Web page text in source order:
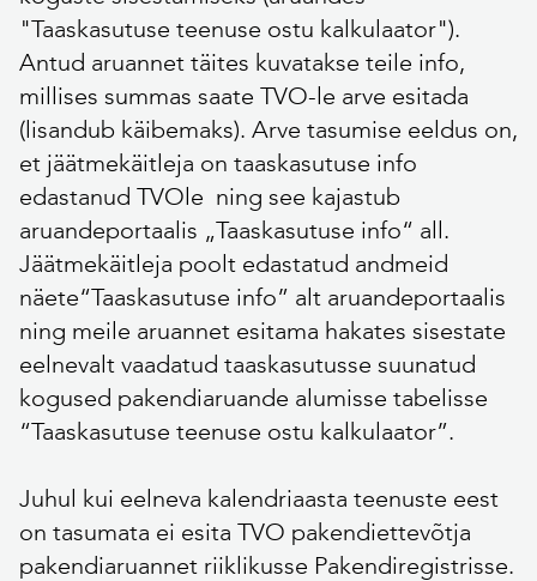
"Taaskasutuse teenuse ostu kalkulaator").
Antud aruannet täites kuvatakse teile info,
millises summas saate TVO-le arve esitada
(lisandub käibemaks). Arve tasumise eeldus on,
et jäätmekäitleja on taaskasutuse info
edastanud TVOle ning see kajastub
aruandeportaalis „Taaskasutuse info“ all.
Jäätmekäitleja poolt edastatud andmeid
näete“Taaskasutuse info” alt aruandeportaalis
ning meile aruannet esitama hakates sisestate
eelnevalt vaadatud taaskasutusse suunatud
kogused pakendiaruande alumisse tabelisse
“Taaskasutuse teenuse ostu kalkulaator”.
Juhul kui eelneva kalendriaasta teenuste eest
on tasumata ei esita TVO pakendiettevõtja
pakendiaruannet riiklikusse Pakendiregistrisse.